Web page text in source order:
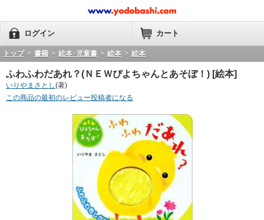
ログイン カート
トップ > 書籍 > 絵本･児童書 > 絵本 > 絵本
ふわふわだあれ？(ＮＥＷぴよちゃんとあそぼ！) [絵本]
いりやまさとし(著)
この商品の最初のレビュー投稿者になる